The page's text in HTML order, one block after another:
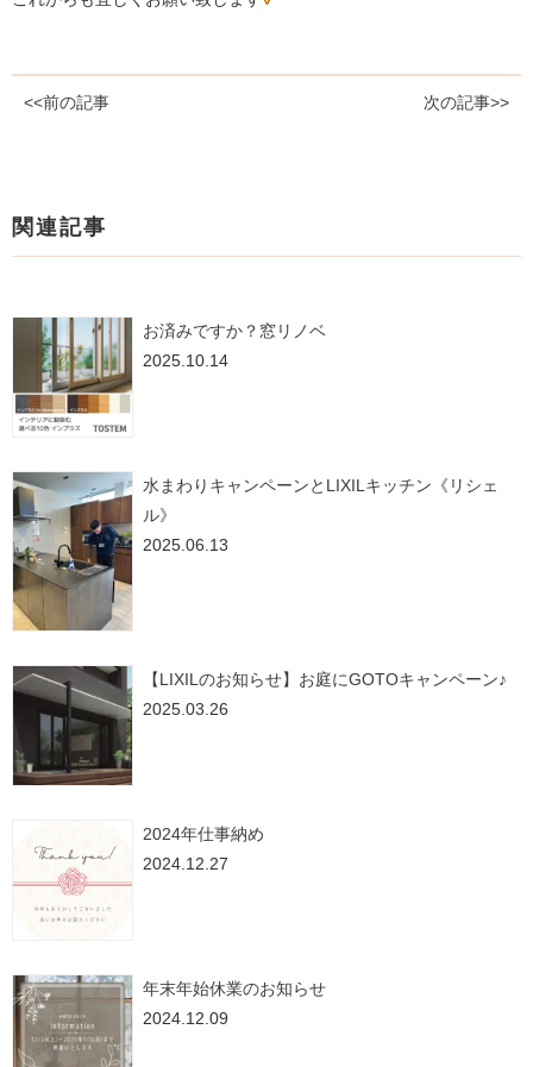
<<前の記事 次の記事>>
関連記事
お済みですか？窓リノベ
2025.10.14
水まわりキャンペーンとLIXILキッチン《リシェ
ル》
2025.06.13
【LIXILのお知らせ】お庭にGOTOキャンペーン♪
2025.03.26
2024年仕事納め
2024.12.27
年末年始休業のお知らせ
2024.12.09